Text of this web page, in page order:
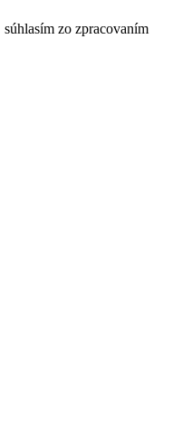
súhlasím zo zpracovaním